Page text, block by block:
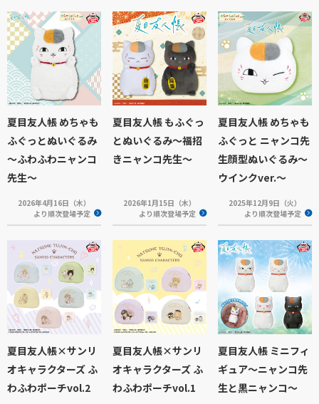
夏目友人帳 めちゃも
ふぐっとぬいぐるみ
～ふわふわニャンコ
先生～
2026年4月16日（木）
より順次登場予定
夏目友人帳 もふぐっ
とぬいぐるみ～福招
きニャンコ先生～
2026年1月15日（木）
より順次登場予定
夏目友人帳 めちゃも
ふぐっと ニャンコ先
生顔型ぬいぐるみ～
ウインクver.～
2025年12月9日（火）
より順次登場予定
夏目友人帳×サンリ
オキャラクターズ ふ
わふわポーチvol.2
夏目友人帳×サンリ
オキャラクターズ ふ
わふわポーチvol.1
夏目友人帳 ミニフィ
ギュア～ニャンコ先
生と黒ニャンコ～